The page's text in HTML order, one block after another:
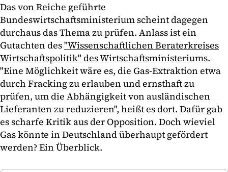
Das von Reiche geführte
Bundeswirtschaftsministerium scheint dagegen
durchaus das Thema zu prüfen. Anlass ist ein
Gutachten des"Wissenschaftlichen Beraterkreises
Wirtschaftspolitik" des Wirtschaftsministeriums.
"Eine Möglichkeit wäre es, die Gas-Extraktion etwa
durch Fracking zu erlauben und ernsthaft zu
prüfen, um die Abhängigkeit von ausländischen
Lieferanten zu reduzieren", heißt es dort. Dafür gab
es scharfe Kritik aus der Opposition. Doch wieviel
Gas könnte in Deutschland überhaupt gefördert
werden? Ein Überblick.